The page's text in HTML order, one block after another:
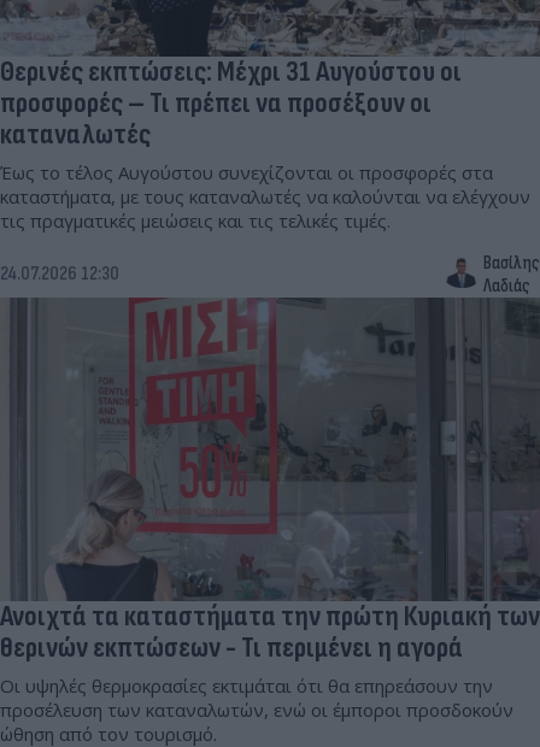
Θερινές εκπτώσεις: Μέχρι 31 Αυγούστου οι
προσφορές – Τι πρέπει να προσέξουν οι
καταναλωτές
Έως το τέλος Αυγούστου συνεχίζονται οι προσφορές στα
καταστήματα, με τους καταναλωτές να καλούνται να ελέγχουν
τις πραγματικές μειώσεις και τις τελικές τιμές.
24.07.2026 12:30
Βασίλης
Λαδιάς
Ανοιχτά τα καταστήματα την πρώτη Κυριακή των
θερινών εκπτώσεων - Τι περιμένει η αγορά
Οι υψηλές θερμοκρασίες εκτιμάται ότι θα επηρεάσουν την
προσέλευση των καταναλωτών, ενώ οι έμποροι προσδοκούν
ώθηση από τον τουρισμό.